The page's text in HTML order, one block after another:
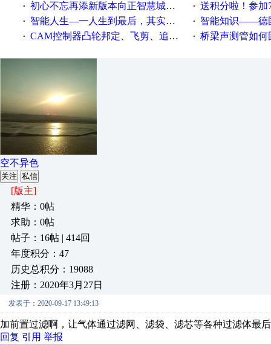
· 初心不忘再添新版本向正智慧城市云展厅3.0版亮相 · 送积分啦！参加7月6日
· 智能人生—一人生到最后，其实拼的都是人品 · 智能知识——德国工业崛起
· CAM控制器凸轮邦定、飞剪、追剪等C功能块 · 桥梁声测管如何固
空不异色
关注 私信
[版主]
精华：0帖
求助：0帖
帖子：16帖 | 414回
年度积分：47
历史总积分：19088
注册：2020年3月27日
发表于：2020-09-17 13:49:13
加前置过滤啊，让气体通过滤网、滤袋、滤芯等各种过滤体最
回复 引用 举报